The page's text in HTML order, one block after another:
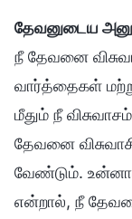
தேவனுடைய
நீ தேவனை
வார்த்தைகள்
மீதும் நீ
தேவனை
வேண்டும்.
என்றால், நீ